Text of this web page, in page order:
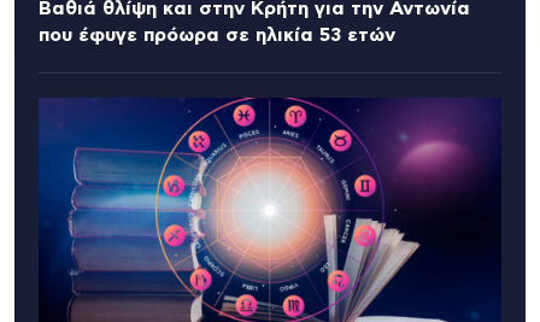
Βαθιά θλίψη και στην Κρήτη για την Αντωνία
που έφυγε πρόωρα σε ηλικία 53 ετών